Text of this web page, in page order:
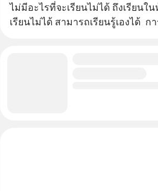
ไม่มีอะไรที่จะเรียนไม่ได้ ถึงเรียน
เรียนไม่ได้ สามารถเรียนรู้เองได้  ก